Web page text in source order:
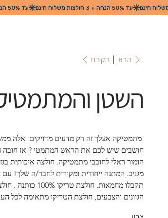
הקודם הבא
השטן
מתמטיקה אצלך זה רק מדעים מדויקים  אלה
חושבים שיש לכם את הראש המתמטי ? אז חובה
הומור ראלי לחובבי מתמטיקה. חולצה איכותית
מגניב. המתנה ייחודית ומקורית לחבר/ה שלך!
תקבלו מחמאות. חולצת
הגוונים והצבעים, חולצת הטריקו מתאימה לכל